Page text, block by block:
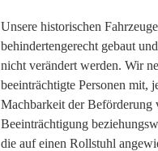
Unsere historischen
behindertengerecht gebaut
nicht verändert werden. Wir
beeinträchtigte Personen mit,
Machbarkeit der Beförderung
Beeinträchtigung
die auf einen Rollstuhl